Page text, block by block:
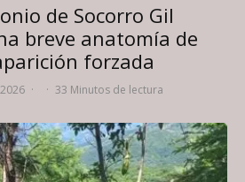
de Socorro Gil
breve anatomía de
forzada
· · 33 Minutos de lectura